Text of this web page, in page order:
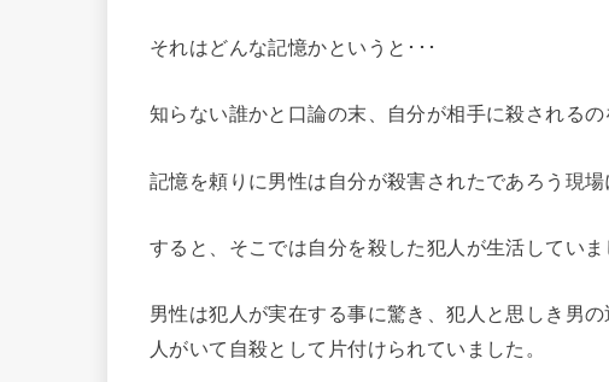
それはどんな記憶かというと･･･
知らない誰かと口論の末、自分が相手に殺されるの
記憶を頼りに男性は自分が殺害されたであろう現場
すると、そこでは自分を殺した犯人が生活していま
男性は犯人が実在する事に驚き、犯人と思しき男
人がいて自殺として片付けられていました。